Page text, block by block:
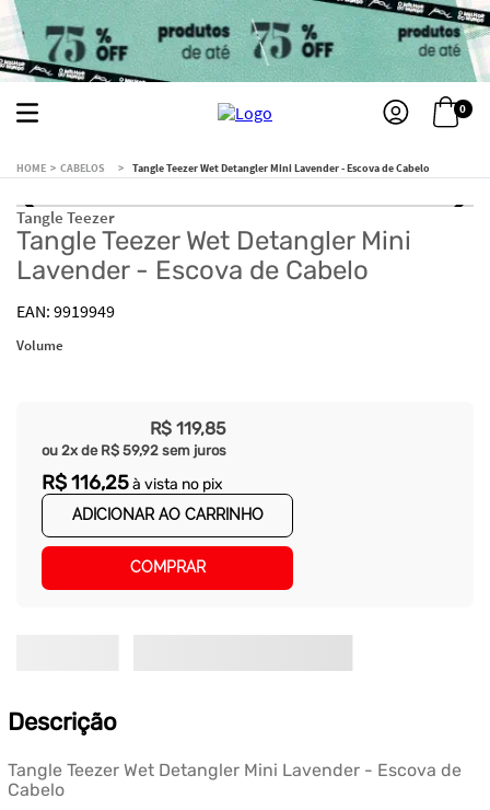
0
CABELOS Tangle Teezer Wet Detangler Mini Lavender - Escova de Cabelo
Tangle Teezer
Tangle Teezer Wet Detangler Mini
Lavender - Escova de Cabelo
9919949
Volume
R$ 119,85
ou 2x de R$ 59,92 sem juros
R$116,25à vista no pix
ADICIONAR AO CARRINHO
COMPRAR
Descrição
Tangle Teezer Wet Detangler Mini Lavender - Escova de
Cabelo